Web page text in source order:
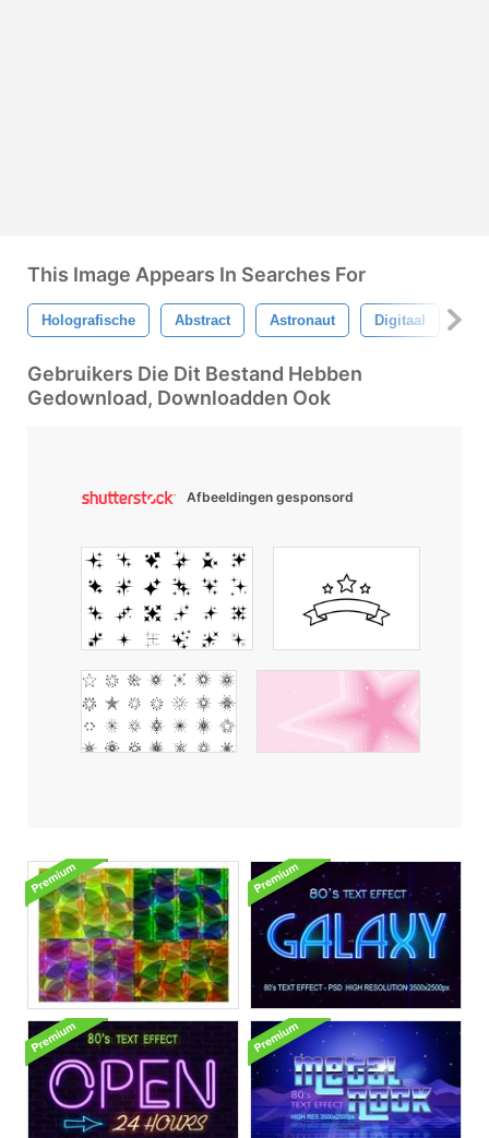
This Image Appears In Searches For
Holografische Abstract Astronaut Digitaal
Gebruikers Die Dit Bestand Hebben
Gedownload, Downloadden Ook
Afbeeldingen gesponsord